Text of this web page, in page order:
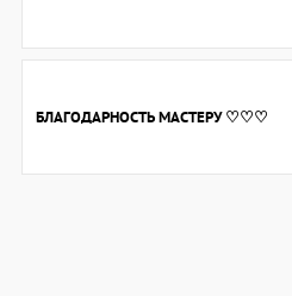
БЛАГОДАРНОСТЬ МАСТЕРУ ♡♡♡